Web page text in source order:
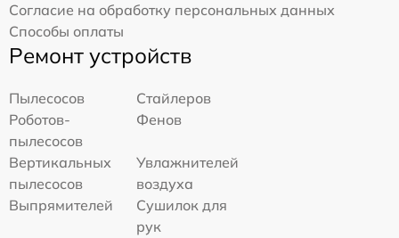
Согласие на обработку персональных данных
Способы оплаты
Ремонт устройств
Пылесосов
Стайлеров
Роботов-
пылесосов
Фенов
Вертикальных
пылесосов
Увлажнителей
воздуха
Выпрямителей
Сушилок для
рук